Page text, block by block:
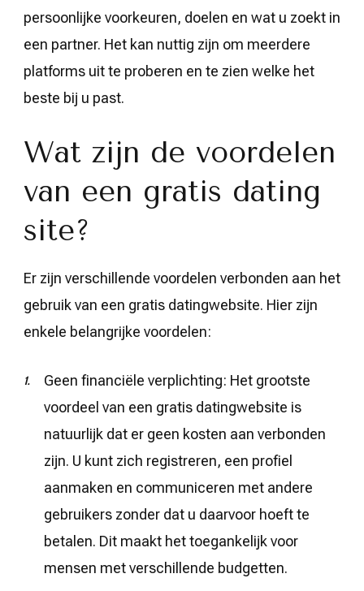
persoonlijke voorkeuren, doelen en wat u zoekt in
een partner. Het kan nuttig zijn om meerdere
platforms uit te proberen en te zien welke het
beste bij u past.
Wat zijn de voordelen
van een gratis dating
site?
Er zijn verschillende voordelen verbonden aan het
gebruik van een gratis datingwebsite. Hier zijn
enkele belangrijke voordelen:
Geen financiële verplichting: Het grootste
voordeel van een gratis datingwebsite is
natuurlijk dat er geen kosten aan verbonden
zijn. U kunt zich registreren, een profiel
aanmaken en communiceren met andere
gebruikers zonder dat u daarvoor hoeft te
betalen. Dit maakt het toegankelijk voor
mensen met verschillende budgetten.